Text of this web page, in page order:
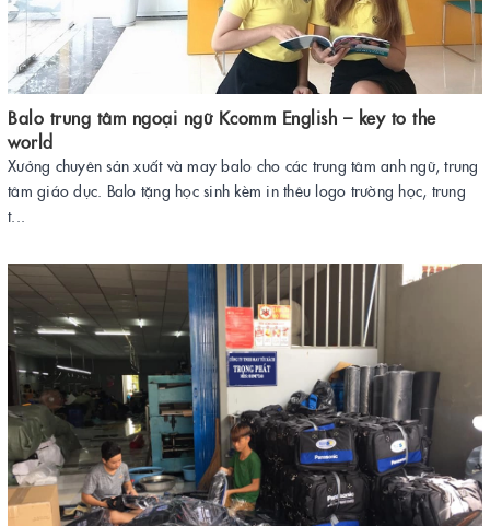
Balo trung tâm ngoại ngữ Kcomm English – key to the
world
Xưởng chuyên sản xuất và may balo cho các trung tâm anh ngữ, trung
tâm giáo dục. Balo tặng học sinh kèm in thêu logo trường học, trung
t...